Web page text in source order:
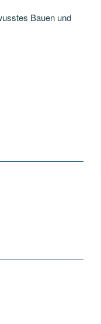
Bauen und